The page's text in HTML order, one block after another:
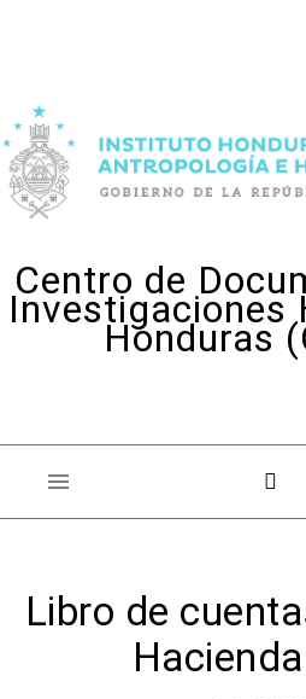
Centro de
Investigaciones
Honduras
Libro de